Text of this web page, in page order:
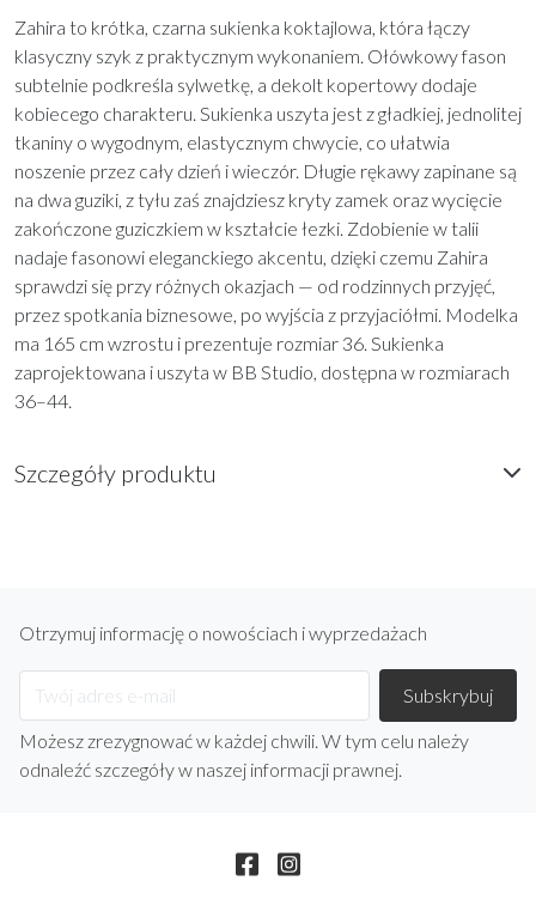
Zahira to krótka, czarna sukienka koktajlowa, która łączy
klasyczny szyk z praktycznym wykonaniem. Ołówkowy fason
subtelnie podkreśla sylwetkę, a dekolt kopertowy dodaje
kobiecego charakteru. Sukienka uszyta jest z gładkiej, jednolitej
tkaniny o wygodnym, elastycznym chwycie, co ułatwia
noszenie przez cały dzień i wieczór. Długie rękawy zapinane są
na dwa guziki, z tyłu zaś znajdziesz kryty zamek oraz wycięcie
zakończone guziczkiem w kształcie łezki. Zdobienie w talii
nadaje fasonowi eleganckiego akcentu, dzięki czemu Zahira
sprawdzi się przy różnych okazjach — od rodzinnych przyjęć,
przez spotkania biznesowe, po wyjścia z przyjaciółmi. Modelka
ma 165 cm wzrostu i prezentuje rozmiar 36. Sukienka
zaprojektowana i uszyta w BB Studio, dostępna w rozmiarach
36–44.
Szczegóły produktu
Otrzymuj informację o nowościach i wyprzedażach
Możesz zrezygnować w każdej chwili. W tym celu należy
odnaleźć szczegóły w naszej informacji prawnej.